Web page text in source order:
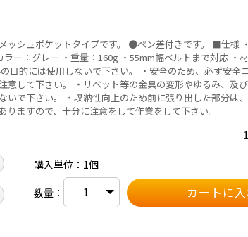
ケットタイプです。 ●ペン差付きです。 ■仕様 ・サイズ：幅170×高
ー：グレー ・重量：160g ・55mm幅ベルトまで対応 ・
目的には使用しないで下さい。 ・安全のため、必ず安全
意して下さい。 ・リベット等の金具の変形やゆるみ、及
いで下さい。 ・収納性向上のため前に張り出した部分は
りますので、十分に注意をして作業をして下さい。
購入単位：1個
数量：